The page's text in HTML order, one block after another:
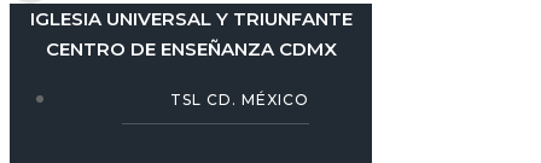
IGLESIA UNIVERSAL Y TRIUNFANTE
CENTRO DE ENSEÑANZA CDMX
TSL CD. MÉXICO